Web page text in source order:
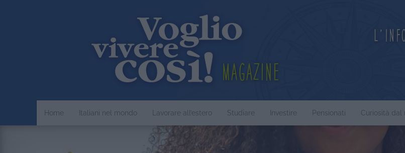
Magazine
Home Italiani nel mondo Lavorare all’estero Studiare Investire Pensionati Curiosità dal